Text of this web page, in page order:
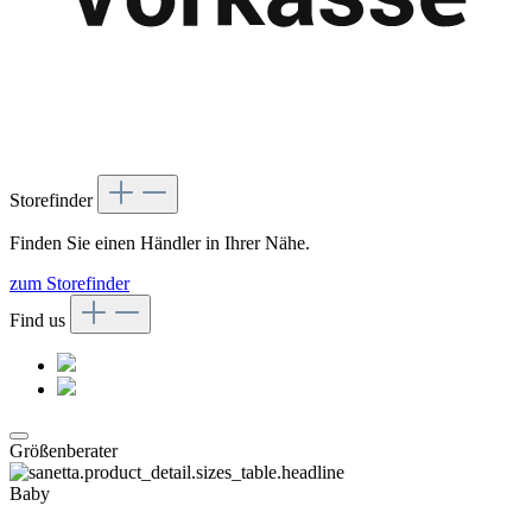
Storefinder
Finden Sie einen Händler in Ihrer Nähe.
zum Storefinder
Find us
Größenberater
Baby